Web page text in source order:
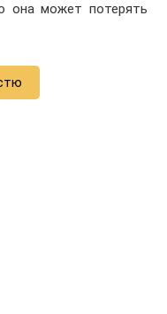
она может потерять